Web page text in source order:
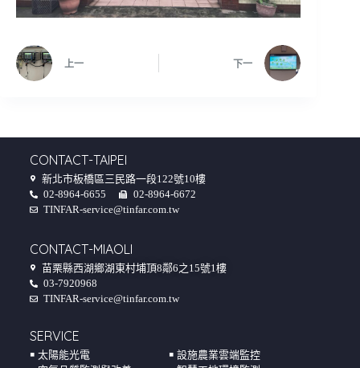
上一 下一
CONTACT-TAIPEI
新北市板橋區三民路一段122號10樓
02-8964-6655
02-8964-6672
TINFAR-service@tinfar.com.tw
CONTACT-MIAOLI
苗栗縣西湖鄉湖東村埔頂8鄰6之15號1樓
03-7920968
TINFAR-service@tinfar.com.tw
SERVICE
￭ 太陽能光電
￭ 設施農業雲端監控